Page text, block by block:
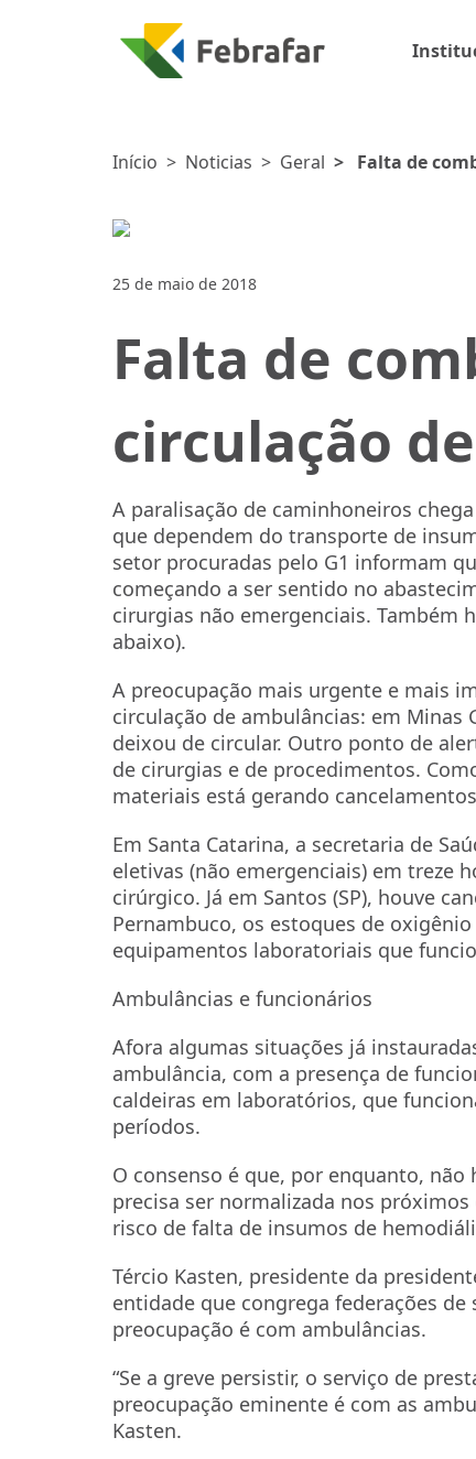
Início > Noticias > Geral > Falta de
25 de maio de 2018
Falta de
circulação
A paralisação de caminhoneiros
que dependem do transporte de
setor procuradas pelo G1 informam
começando a ser sentido no
cirurgias não emergenciais. Também
abaixo).
A preocupação mais urgente e mais
circulação de ambulâncias: em Minas
deixou de circular. Outro ponto de
de cirurgias e de procedimentos.
materiais está gerando
Em Santa Catarina, a secretaria de
eletivas (não emergenciais) em treze
cirúrgico. Já em Santos (SP), houve
Pernambuco, os estoques de
equipamentos laboratoriais que
Ambulâncias e funcionários
Afora algumas situações já
ambulância, com a presença de
caldeiras em laboratórios, que
períodos.
O consenso é que, por enquanto,
precisa ser normalizada nos
risco de falta de insumos de
Tércio Kasten, presidente da
entidade que congrega federações
preocupação é com ambulâncias.
“Se a greve persistir, o serviço de
preocupação eminente é com as
Kasten.